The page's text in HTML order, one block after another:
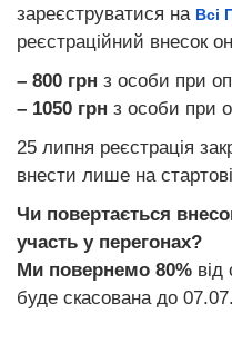
зареєструватися на Всі
реєстраційний внесок
– 800 грн з особи при
– 1050 грн з особи при
25 липня реєстрація
внести лише на
Чи повертається
участь у перегонах?
Ми повернемо 80%
буде скасована до